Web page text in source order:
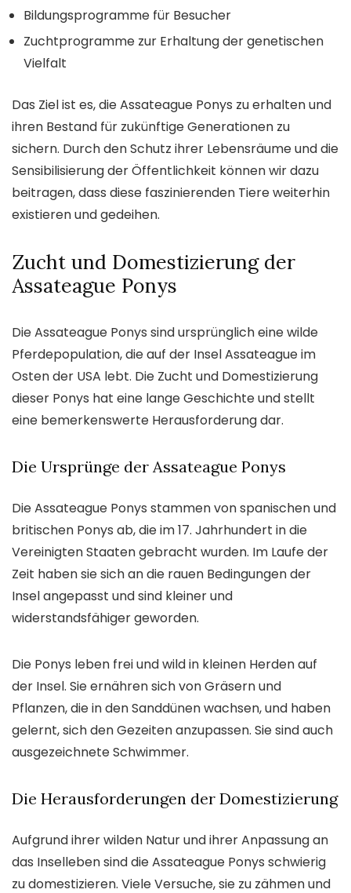
Bildungsprogramme für Besucher
Zuchtprogramme zur Erhaltung der genetischen
Vielfalt
Das Ziel ist es, die Assateague Ponys zu erhalten und
ihren Bestand für zukünftige Generationen zu
sichern. Durch den Schutz ihrer Lebensräume und die
Sensibilisierung der Öffentlichkeit können wir dazu
beitragen, dass diese faszinierenden Tiere weiterhin
existieren und gedeihen.
Zucht und Domestizierung der
Assateague Ponys
Die Assateague Ponys sind ursprünglich eine wilde
Pferdepopulation, die auf der Insel Assateague im
Osten der USA lebt. Die Zucht und Domestizierung
dieser Ponys hat eine lange Geschichte und stellt
eine bemerkenswerte Herausforderung dar.
Die Ursprünge der Assateague Ponys
Die Assateague Ponys stammen von spanischen und
britischen Ponys ab, die im 17. Jahrhundert in die
Vereinigten Staaten gebracht wurden. Im Laufe der
Zeit haben sie sich an die rauen Bedingungen der
Insel angepasst und sind kleiner und
widerstandsfähiger geworden.
Die Ponys leben frei und wild in kleinen Herden auf
der Insel. Sie ernähren sich von Gräsern und
Pflanzen, die in den Sanddünen wachsen, und haben
gelernt, sich den Gezeiten anzupassen. Sie sind auch
ausgezeichnete Schwimmer.
Die Herausforderungen der Domestizierung
Aufgrund ihrer wilden Natur und ihrer Anpassung an
das Inselleben sind die Assateague Ponys schwierig
zu domestizieren. Viele Versuche, sie zu zähmen und